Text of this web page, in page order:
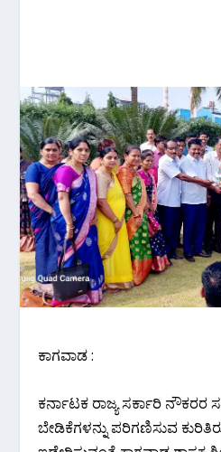
ಕಾಗವಾಡ :
ಕರ್ನಾಟಕ ರಾಜ್ಯ ಸರ್ಕಾರಿ
ಬೇಡಿಕೆಗಳನ್ನು ಪರಿಗಣಿಸುವ